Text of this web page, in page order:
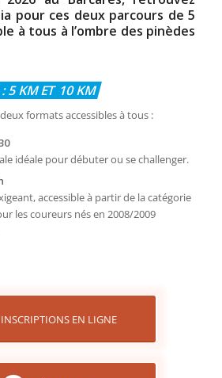
pour ces deux parcours de 5
à tous à l’ombre des pinèdes
: 5 KM ET 10 KM
formats accessibles à tous :
idéale pour débuter ou se challenger.
accessible à partir de la catégorie
les coureurs nés en 2008/2009
INSCRIPTIONS EN LIGNE